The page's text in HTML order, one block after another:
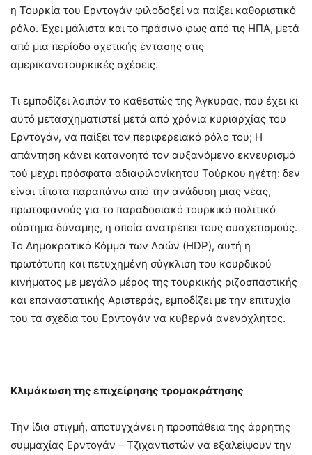
η Τουρκία του Ερντογάν φιλοδοξεί να παίξει καθοριστικό
ρόλο. Έχει μάλιστα και το πράσινο φως από τις ΗΠΑ, μετά
από μια περίοδο σχετικής έντασης στις
αμερικανοτουρκικές σχέσεις.
Τι εμποδίζει λοιπόν το καθεστώς της Άγκυρας, που έχει κι
αυτό μετασχηματιστεί μετά από χρόνια κυριαρχίας του
Ερντογάν, να παίξει τον περιφερειακό ρόλο του; Η
απάντηση κάνει κατανοητό τον αυξανόμενο εκνευρισμό
τού μέχρι πρόσφατα αδιαφιλονίκητου Τούρκου ηγέτη: δεν
είναι τίποτα παραπάνω από την ανάδυση μιας νέας,
πρωτοφανούς για το παραδοσιακό τουρκικό πολιτικό
σύστημα δύναμης, η οποία ανατρέπει τους συσχετισμούς.
Το Δημοκρατικό Κόμμα των Λαών (HDP), αυτή η
πρωτότυπη και πετυχημένη σύγκλιση του κουρδικού
κινήματος με μεγάλο μέρος της τουρκικής ριζοσπαστικής
και επαναστατικής Αριστεράς, εμποδίζει με την επιτυχία
του τα σχέδια του Ερντογάν να κυβερνά ανενόχλητος.
Κλιμάκωση της επιχείρησης τρομοκράτησης
Την ίδια στιγμή, αποτυγχάνει η προσπάθεια της άρρητης
συμμαχίας Ερντογάν – Τζιχαντιστών να εξαλείψουν την